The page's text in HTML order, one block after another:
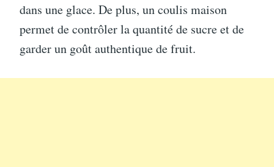
dans une glace. De plus, un coulis maison
permet de contrôler la quantité de sucre et de
garder un goût authentique de fruit.